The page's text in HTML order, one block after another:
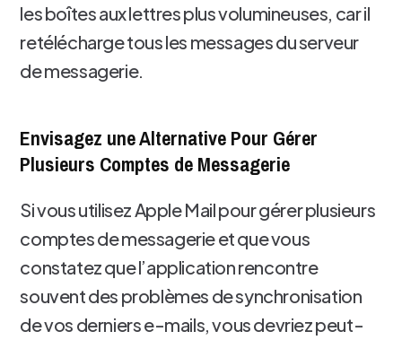
les boîtes aux lettres plus volumineuses, car il
retélécharge tous les messages du serveur
de messagerie.
Envisagez une Alternative Pour Gérer
Plusieurs Comptes de Messagerie
Si vous utilisez Apple Mail pour gérer plusieurs
comptes de messagerie et que vous
constatez que l’application rencontre
souvent des problèmes de synchronisation
de vos derniers e-mails, vous devriez peut-